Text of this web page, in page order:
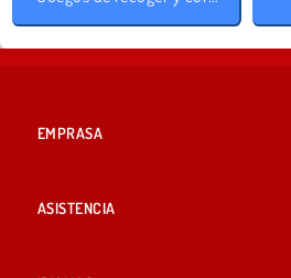
EMPRASA
ASISTENCIA